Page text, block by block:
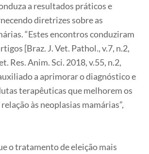
a resultados práticos e
diretrizes sobre as
“Estes encontros conduziram
[Braz. J. Vet. Pathol., v.7, n.2,
Res. Anim. Sci. 2018, v.55, n.2,
a aprimorar o diagnóstico e
terapêuticas que melhorem os
às neoplasias mamárias”,
o tratamento de eleição mais